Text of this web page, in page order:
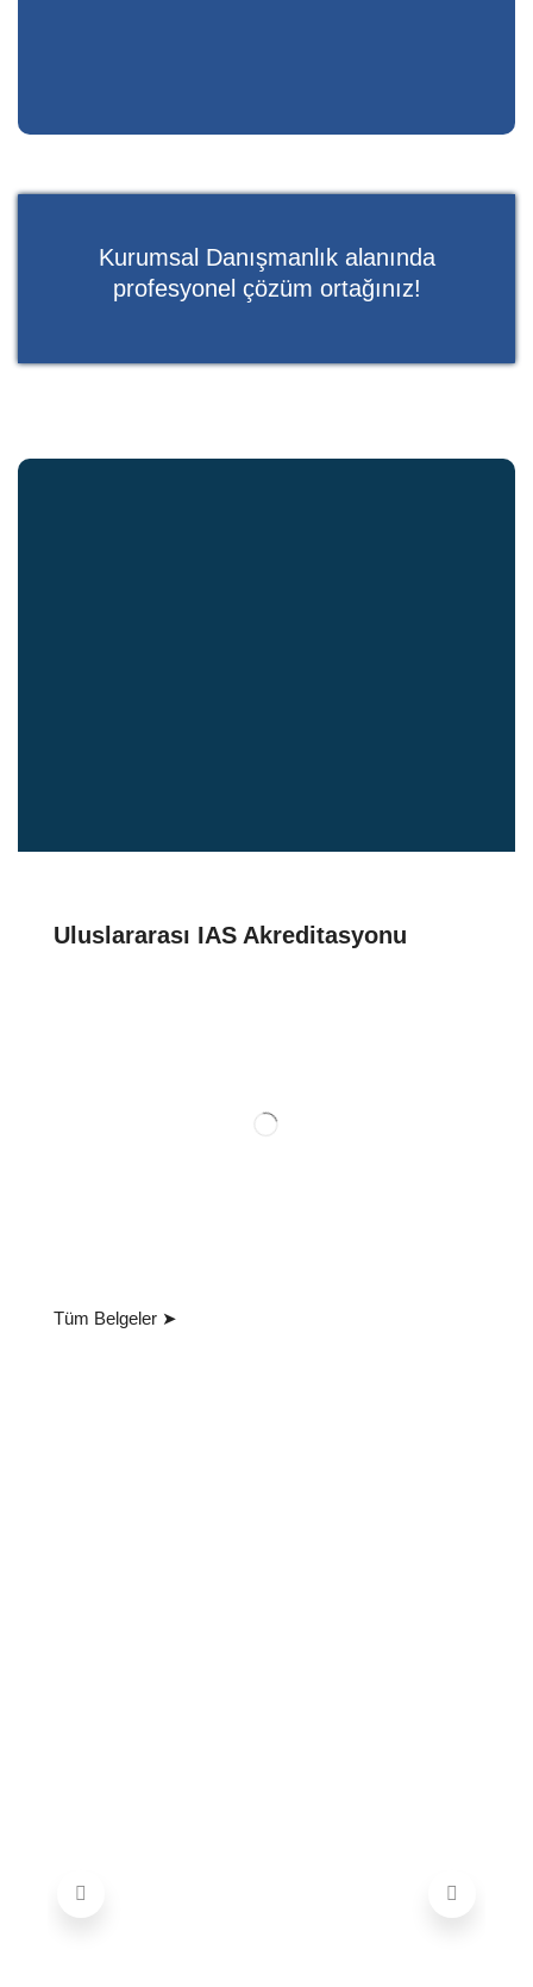
Kurumsal Danışmanlık alanında
profesyonel çözüm ortağınız!
Uluslararası IAS Akreditasyonu
Tüm Belgeler ➤